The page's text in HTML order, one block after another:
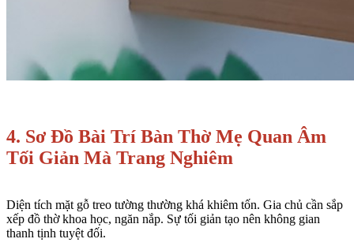
4. Sơ Đồ Bài Trí Bàn Thờ Mẹ Quan Âm
Tối Giản Mà Trang Nghiêm
Diện tích mặt gỗ treo tường thường khá khiêm tốn. Gia chủ cần sắp
xếp đồ thờ khoa học, ngăn nắp. Sự tối giản tạo nên không gian
thanh tịnh tuyệt đối.